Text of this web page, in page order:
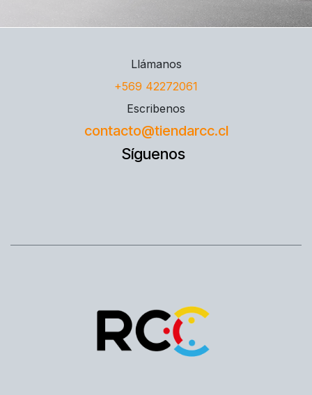
Llámanos
+569 42272061
Escribenos
contacto@tiendarcc.cl
Síguenos